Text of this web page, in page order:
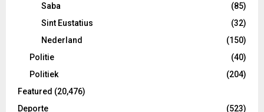
Saba
(85)
Sint Eustatius
(32)
Nederland
(150)
Politie
(40)
Politiek
(204)
Featured (20,476)
Deporte
(523)